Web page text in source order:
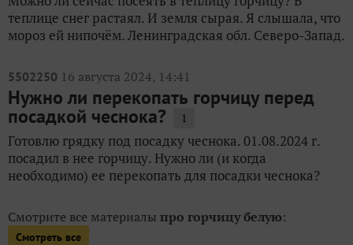
теплице снег растаял. И земля сырая. Я слышала, что
мороз ей нипочём. Ленинградская обл. Северо-Запад.
5502250 16 августа 2024, 14:41
Нужно ли перекопать горчицу перед
посадкой чеснока? 1
Готовлю грядку под посадку чеснока. 01.08.2024 г.
посадил в нее горчицу. Нужно ли (и когда
необходимо) ее перекопать для посадки чеснока?
Смотрите все материалы про горчицу белую:
Смотреть все